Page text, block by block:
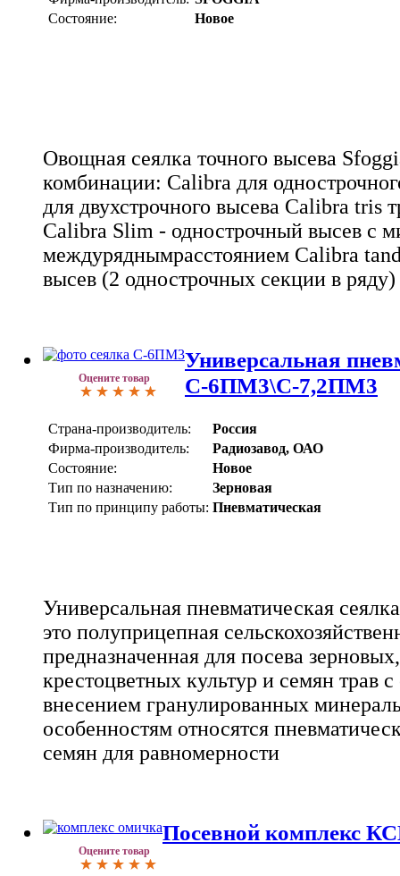
Состояние:
Новое
Овощная сеялка точного высева
комбинации: Calibra для
для двухстрочного высева Calibra tris
Calibra Slim - однострочный высев с
междуряднымрасстоянием Calibra
высев (2 однострочных секции в ряду)
Оцените товар
Универсальная
С-6ПМ3\С-7,2ПМ3
Страна-производитель:
Россия
Фирма-производитель:
Радиозавод, ОАО
Состояние:
Новое
Тип по назначению:
Зерновая
Тип по принципу работы: Пневматическая
Универсальная пневматическая
это полуприцепная
предназначенная для посева
крестоцветных культур и семян трав
внесением гранулированных
особенностям относятся
семян для равномерности
Оцените товар
Посевной комплекс